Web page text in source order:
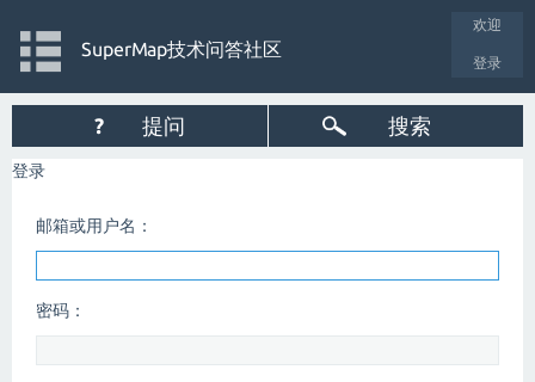
欢迎
登录
SuperMap技术问答社区
? 提问 搜索
登录
邮箱或用户名：
密码：